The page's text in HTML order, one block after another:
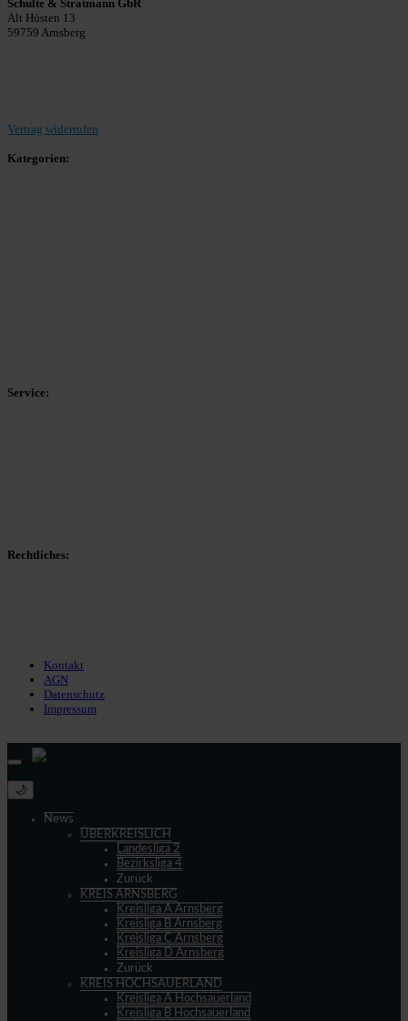
Schulte & Stratmann GbR
Alt Hüsten 13
59759 Arnsberg
Vertrag widerrufen
Kategorien:
Service:
Rechtliches:
Kontakt
AGN
Datenschutz
Impressum
🌙
News
ÜBERKREISLICH
Landesliga 2
Bezirksliga 4
Zurück
KREIS ARNSBERG
Kreisliga A Arnsberg
Kreisliga B Arnsberg
Kreisliga C Arnsberg
Kreisliga D Arnsberg
Zurück
KREIS HOCHSAUERLAND
Kreisliga A Hochsauerland
Kreisliga B Hochsauerland